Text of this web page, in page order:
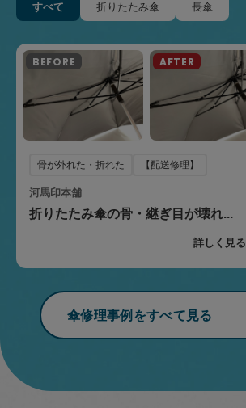
すべて 折りたたみ傘 長傘
骨が外れた・折れた 【配送修理】
河馬印本舗
折りたたみ傘の骨・継ぎ目が壊れ...
詳しく見る
傘修理事例をすべて見る